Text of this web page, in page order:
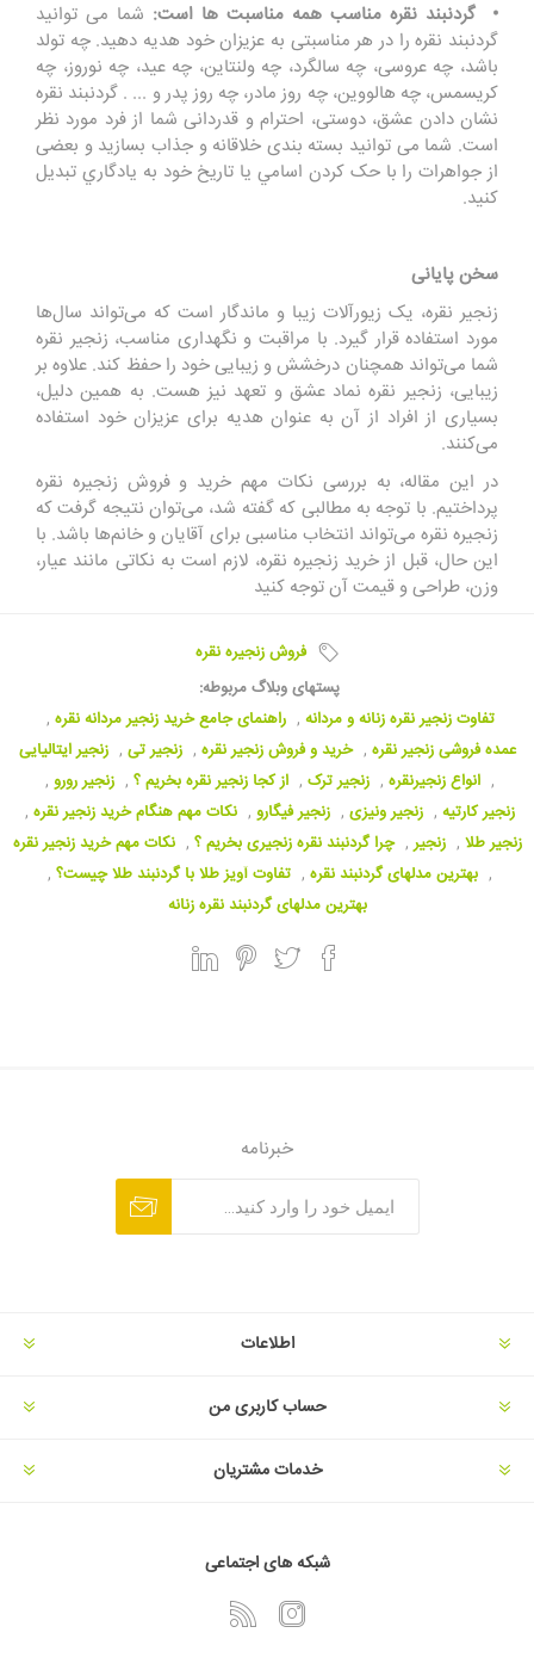
• گردنبند نقره مناسب همه مناسبت ها است: شما می توانید
گردنبند نقره را در هر مناسبتی به عزیزان خود هدیه دهید. چه تولد
باشد، چه عروسی، چه سالگرد، چه ولنتاین، چه عید، چه نوروز، چه
کریسمس، چه هالووین، چه روز مادر، چه روز پدر و ... . گردنبند نقره
نشان دادن عشق، دوستی، احترام و قدردانی شما از فرد مورد نظر
است. شما می توانید بسته بندی خلاقانه و جذاب بسازید و بعضی
از جواهرات را با حک کردن اسامي يا تاريخ خود به يادگاري تبديل
كنيد.
سخن پایانی
زنجیر نقره، یک زیورآلات زیبا و ماندگار است که می‌تواند سال‌ها
مورد استفاده قرار گیرد. با مراقبت و نگهداری مناسب، زنجیر نقره
شما می‌تواند همچنان درخشش و زیبایی خود را حفظ کند. علاوه بر
زیبایی، زنجیر نقره نماد عشق و تعهد نیز هست. به همین دلیل،
بسیاری از افراد از آن به عنوان هدیه برای عزیزان خود استفاده
می‌کنند.
در این مقاله، به بررسی نکات مهم خرید و فروش زنجیره نقره
پرداختیم. با توجه به مطالبی که گفته شد، می‌توان نتیجه گرفت که
زنجیره نقره می‌تواند انتخاب مناسبی برای آقایان و خانم‌ها باشد. با
این حال، قبل از خرید زنجیره نقره، لازم است به نکاتی مانند عیار،
وزن، طراحی و قیمت آن توجه کنید
فروش زنجیره نقره
پستهای وبلاگ مربوطه:
تفاوت زنجیر نقره زنانه و مردانه , راهنمای جامع خرید زنجیر مردانه نقره ,
عمده فروشی زنجیر نقره , خرید و فروش زنجیر نقره , زنجیر تی , زنجیر ایتالیایی
, انواع زنجیرنقره , زنجیر ترک , از کجا زنجیر نقره بخریم ؟ , زنجیر رورو ,
زنجیر کارتیه , زنجیر ونیزی , زنجیر فیگارو , نکات مهم هنگام خرید زنجیر نقره ,
زنجیر طلا , زنجیر , چرا گردنبند نقره زنجیری بخریم ؟ , نکات مهم خرید زنجیر نقره
, بهترین مدلهای گردنبند نقره , تفاوت آویز طلا با گردنبند طلا چیست؟ ,
بهترین مدلهای گردنبند نقره زنانه
خبرنامه
اطلاعات
حساب کاربری من
خدمات مشتریان
شبکه های اجتماعی